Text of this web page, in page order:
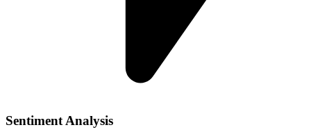
Sentiment Analysis